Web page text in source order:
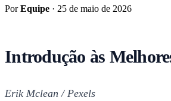
PorEquipe · 25 de maio de 2026
Introdução às
Erik Mclean / Pexels